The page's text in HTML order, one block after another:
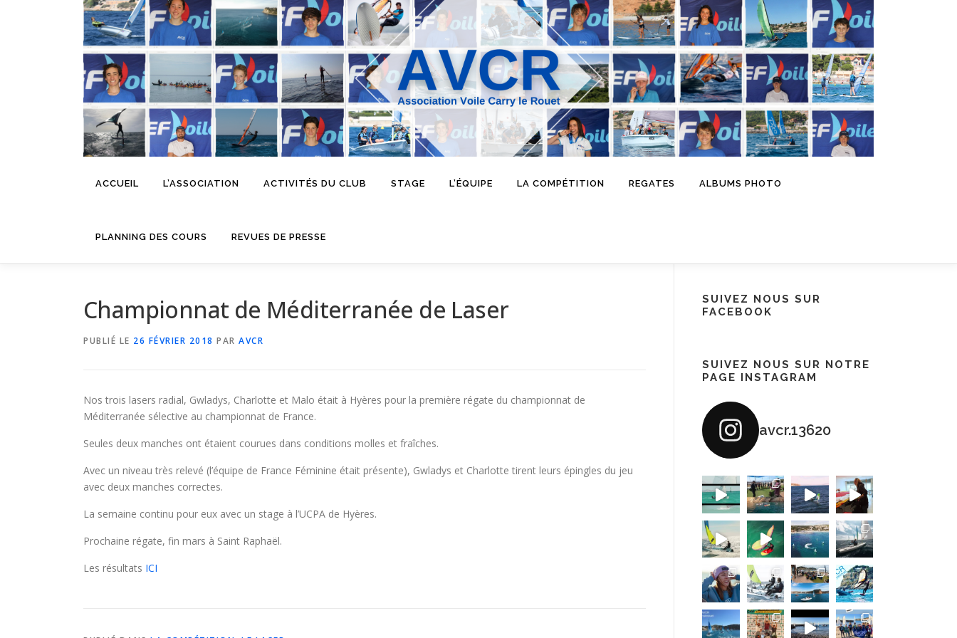
ACCUEIL L’ASSOCIATION ACTIVITÉS DU CLUB STAGE L’ÉQUIPE LA COMPÉTITION REGATES ALBUMS PHOTO
PLANNING DES COURS REVUES DE PRESSE
Championnat de Méditerranée de Laser
PUBLIÉ LE 26 FÉVRIER 2018 PAR AVCR
Nos trois lasers radial, Gwladys, Charlotte et Malo était à Hyères pour la première régate du championnat de
Méditerranée sélective au championnat de France.
Seules deux manches ont étaient courues dans conditions molles et fraîches.
Avec un niveau très relevé (l’équipe de France Féminine était présente), Gwladys et Charlotte tirent leurs épingles du jeu
avec deux manches correctes.
La semaine continu pour eux avec un stage à l’UCPA de Hyères.
Prochaine régate, fin mars à Saint Raphaël.
Les résultats ICI
SUIVEZ NOUS SUR
FACEBOOK
SUIVEZ NOUS SUR NOTRE
PAGE INSTAGRAM
avcr.13620